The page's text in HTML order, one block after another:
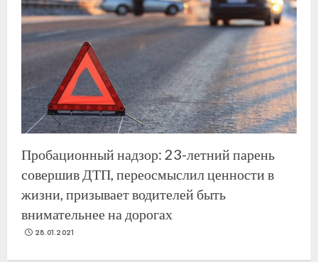
Пробационный надзор: 23-летний парень
совершив ДТП, переосмыслил ценности в
жизни, призывает водителей быть
внимательнее на дорогах
28.01.2021